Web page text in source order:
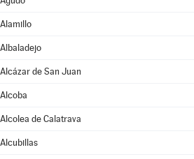
Alamillo
Albaladejo
Alcázar de San Juan
Alcoba
Alcolea de Calatrava
Alcubillas